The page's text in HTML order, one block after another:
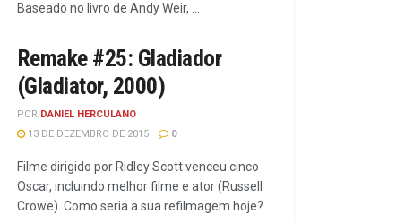
Baseado no livro de Andy Weir, ...
Remake #25: Gladiador
(Gladiator, 2000)
POR DANIEL HERCULANO
13 DE DEZEMBRO DE 2015
0
Filme dirigido por Ridley Scott venceu cinco
Oscar, incluindo melhor filme e ator (Russell
Crowe). Como seria a sua refilmagem hoje?